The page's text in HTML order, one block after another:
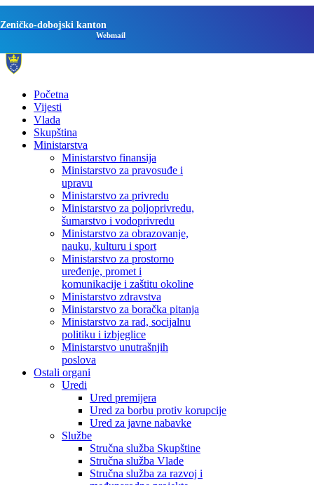
Zeničko-dobojski kanton
Webmail
Početna
Vijesti
Vlada
Skupština
Ministarstva
Ministarstvo finansija
Ministarstvo za pravosuđe i
upravu
Ministarstvo za privredu
Ministarstvo za poljoprivredu,
šumarstvo i vodoprivredu
Ministarstvo za obrazovanje,
nauku, kulturu i sport
Ministarstvo za prostorno
uređenje, promet i
komunikacije i zaštitu okoline
Ministarstvo zdravstva
Ministarstvo za boračka pitanja
Ministarstvo za rad, socijalnu
politiku i izbjeglice
Ministarstvo unutrašnjih
poslova
Ostali organi
Uredi
Ured premijera
Ured za borbu protiv korupcije
Ured za javne nabavke
Službe
Stručna služba Skupštine
Stručna služba Vlade
Stručna služba za razvoj i